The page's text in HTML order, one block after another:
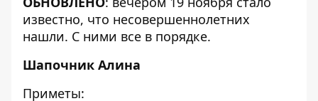
известно, что несовершеннолетних
нашли. С ними все в порядке.
Шапочник Алина
Приметы: